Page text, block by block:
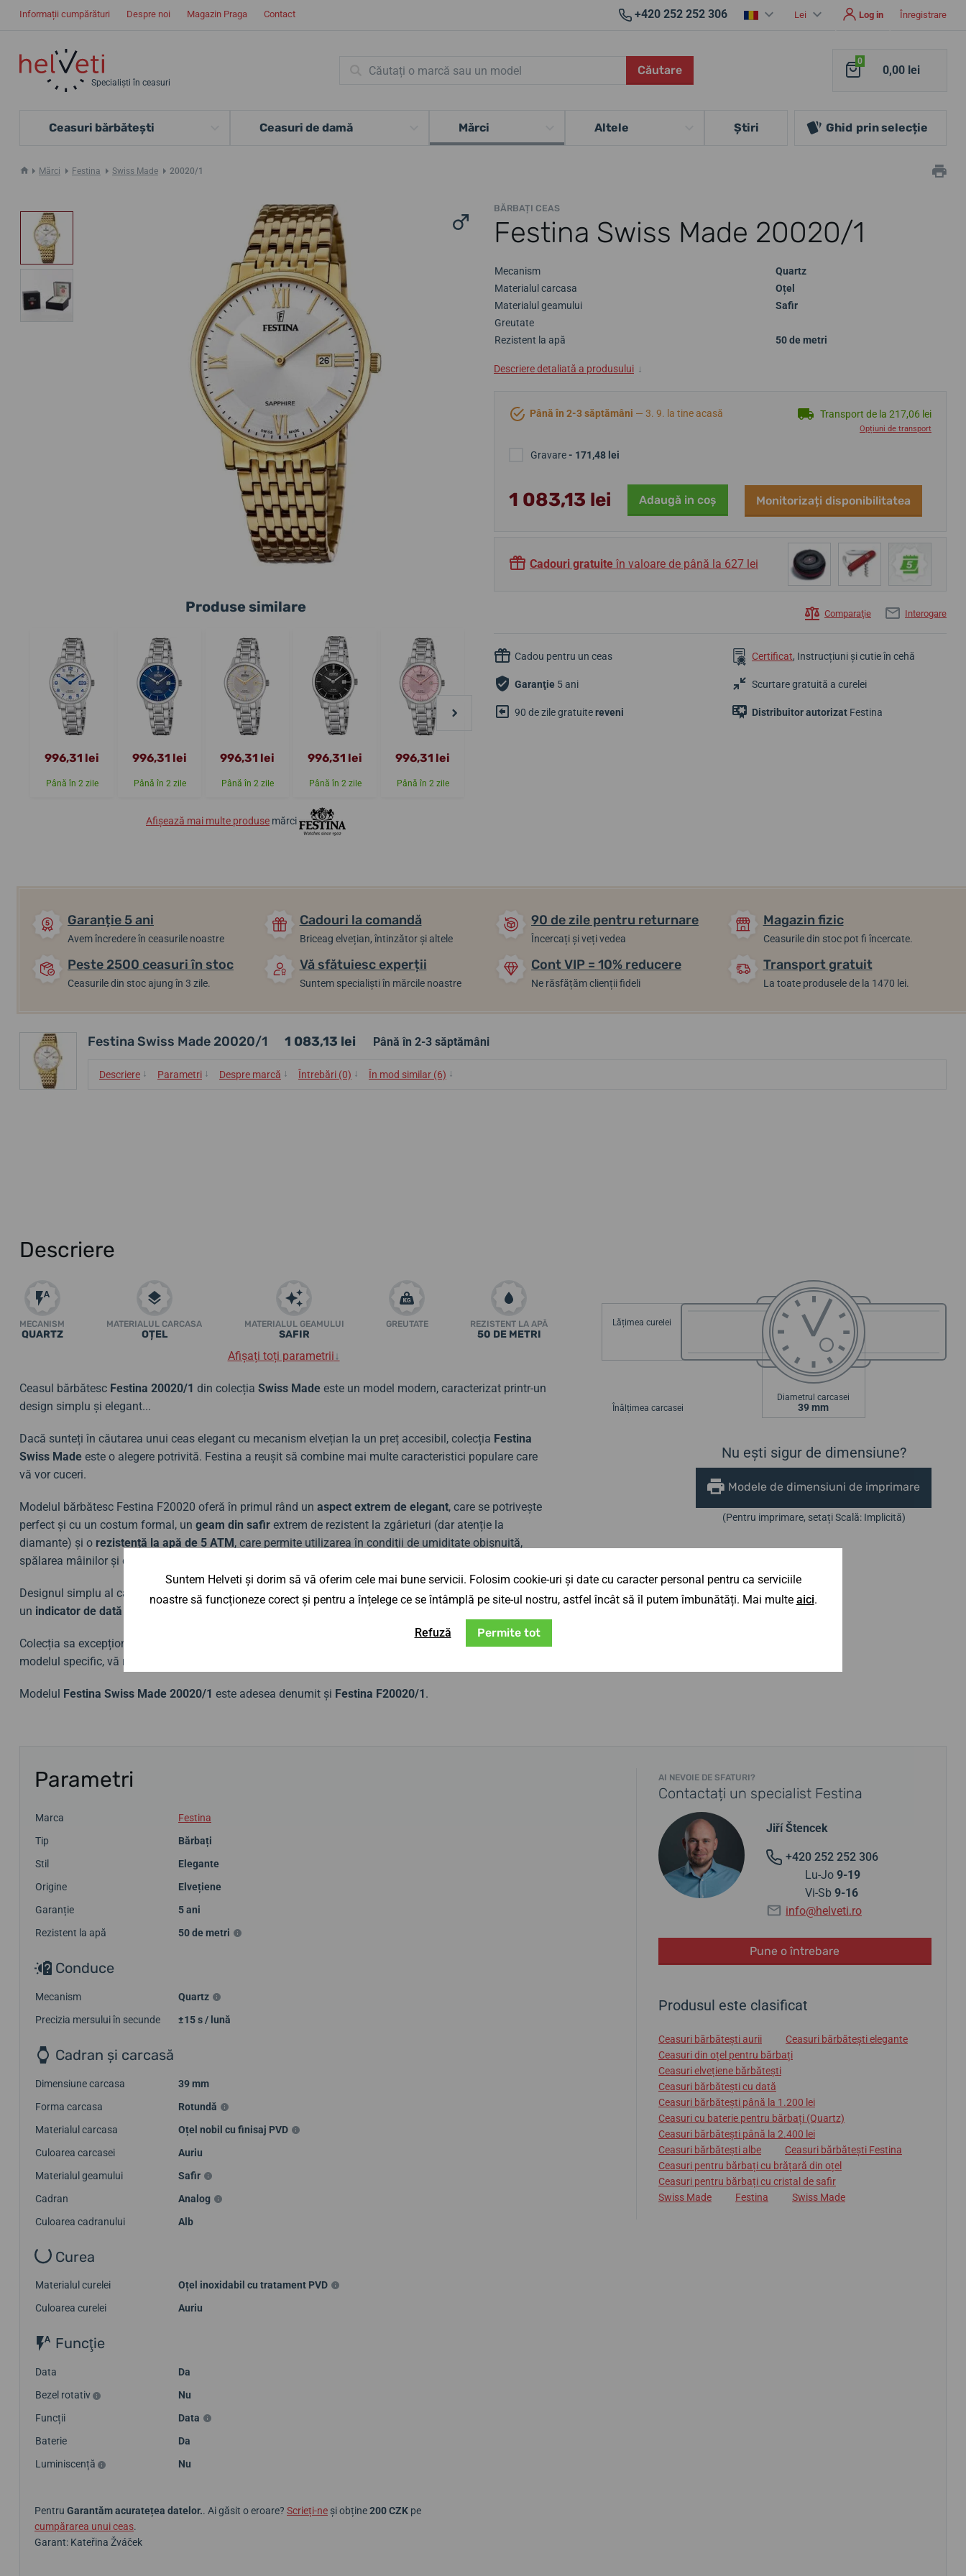
Informații cumpărături Despre noi Magazin Praga Contact +420 252 252 306 Lei Log in Înregistrare
Specialiști în ceasuri
Căutare
0
0,00 lei
Ceasuri bărbătești Ceasuri de damă Mărci Altele Ştiri Ghid prin selecție
Mărci Festina Swiss Made 20020/1
BĂRBAȚI CEAS
Festina Swiss Made 20020/1
Mecanism
Quartz
Materialul carcasa
Oțel
Materialul geamului
Safir
Greutate
Rezistent la apă
50 de metri
Descriere detaliată a produsului ↓
Până în 2-3 săptămâni — 3. 9. la tine acasă Transport de la 217,06 lei
Opțiuni de transport
Gravare- 171,48 lei
1 083,13 lei Adaugă in coş Monitorizați disponibilitatea
Cadouri gratuite în valoare de până la 627 lei
Comparaţie Interogare
Cadou pentru un ceas Certificat, Instrucțiuni și cutie în cehă
Garanţie 5 ani Scurtare gratuită a curelei
90 de zile gratuitereveni Distribuitor autorizat Festina
Produse similare
996,31 lei
Până în 2 zile
996,31 lei
Până în 2 zile
996,31 lei
Până în 2 zile
996,31 lei
Până în 2 zile
996,31 lei
Până în 2 zile
Afișează mai multe produse mărci
Garanție 5 ani
Avem încredere în ceasurile noastre
Cadouri la comandă
Briceag elvețian, întinzător și altele
90 de zile pentru returnare
Încercați și veți vedea
Magazin fizic
Ceasurile din stoc pot fi încercate.
Peste 2500 ceasuri în stoc
Ceasurile din stoc ajung în 3 zile.
Vă sfătuiesc experții
Suntem specialiști în mărcile noastre
Cont VIP = 10% reducere
Ne răsfățăm clienții fideli
Transport gratuit
La toate produsele de la 1470 lei.
Festina Swiss Made 20020/1 1 083,13 lei Până în 2-3 săptămâni
Descriere ↓ Parametri ↓ Despre marcă ↓ Întrebări (0) ↓ În mod similar (6) ↓
Descriere
MECANISM
QUARTZ
MATERIALUL CARCASA
OȚEL
MATERIALUL GEAMULUI
SAFIR
GREUTATE REZISTENT LA APĂ
50 DE METRI
Afișați toți parametrii↓
Ceasul bărbătesc Festina 20020/1 din colecția Swiss Made este un model modern, caracterizat printr-un
design simplu și elegant...
Dacă sunteți în căutarea unui ceas elegant cu mecanism elvețian la un preț accesibil, colecția Festina
Swiss Made este o alegere potrivită. Festina a reușit să combine mai multe caracteristici populare care
vă vor cuceri.
Modelul bărbătesc Festina F20020 oferă în primul rând un aspect extrem de elegant, care se potrivește
perfect și cu un costum formal, un geam din safir extrem de rezistent la zgârieturi (dar atenție la
diamante) și o rezistență la apă de 5 ATM, care permite utilizarea în condiții de umiditate obișnuită,
spălarea mâinilor și dușul.
Designul simplu al cadranului este o adevărată clasică.
Aspectul practic al ceasului este completat de
un indicator de dată la poziția orei trei și de o brățară din oțel bine lucrată, cu închidere rabatabilă.
Colecția sa excepțională Swiss Made a fost lansată de Festina în anul 2019. Dacă nu sunteți sigur de
modelul specific, vă recomandăm să explorați și alte modele bărbătești din această colecție.
Modelul Festina Swiss Made 20020/1 este adesea denumit și Festina F20020/1.
Lățimea curelei
Înălțimea carcasei
Diametrul carcasei
39 mm
Nu ești sigur de dimensiune?
Modele de dimensiuni de imprimare
(Pentru imprimare, setați Scală: Implicită)
Parametri
Marca
Festina
Tip
Bărbați
Stil
Elegante
Origine
Elvețiene
Garanție
5 ani
Rezistent la apă
50 de metri
Conduce
Mecanism
Quartz
Precizia mersului în secunde
±15 s / lună
Cadran și carcasă
Dimensiune carcasa
39 mm
Forma carcasa
Rotundă
Materialul carcasa
Oțel nobil cu finisaj PVD
Culoarea carcasei
Auriu
Materialul geamului
Safir
Cadran
Analog
Culoarea cadranului
Alb
Curea
Materialul curelei
Oțel inoxidabil cu tratament PVD
Culoarea curelei
Auriu
Funcţie
Data
Da
Bezel rotativ
Nu
Funcții
Data
Baterie
Da
Luminiscență
Nu
Pentru Garantăm acuratețea datelor.. Ai găsit o eroare? Scrieți-ne și obține200 CZK pe
cumpărarea unui ceas.
Garant: Kateřina Žváček
AI NEVOIE DE SFATURI?
Contactați un specialist Festina
Jiří Štencek
+420 252 252 306
Lu-Jo 9-19
Vi-Sb 9-16
info@helveti.ro
Pune o întrebare
Produsul este clasificat
Ceasuri bărbătești aurii
Ceasuri bărbătești elegante
Ceasuri din oțel pentru bărbați
Ceasuri elvețiene bărbătești
Ceasuri bărbătești cu dată
Ceasuri bărbătești până la 1.200 lei
Ceasuri cu baterie pentru bărbați (Quartz)
Ceasuri bărbătești până la 2.400 lei
Ceasuri bărbătești albe
Ceasuri bărbătești Festina
Ceasuri pentru bărbați cu brățară din oțel
Ceasuri pentru bărbați cu cristal de safir
Swiss Made
Festina Swiss Made
Suntem Helveti și dorim să vă oferim cele mai bune servicii. Folosim cookie-uri și date cu caracter personal pentru ca serviciile
noastre să funcționeze corect și pentru a înțelege ce se întâmplă pe site-ul nostru, astfel încât să îl putem îmbunătăți. Mai multe aici.
Refuză Permite tot